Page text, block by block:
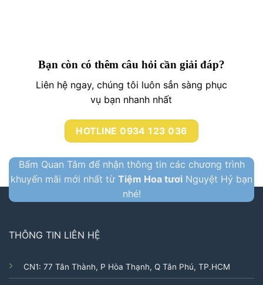
Bạn còn có thêm câu hỏi cần giải đáp?
Liên hệ ngay, chúng tôi luôn sẳn sàng phục
vụ bạn nhanh nhất
HOTLINE 0934 123 036
Bấm Quan Tâm để nhận thông tin các chương trình
khuyến mãi mới nhất từ Tiệm Hoa tươi Nguyệt Hỷ bạn
nhé!
THÔNG TIN LIÊN HỆ
CN1: 77 Tân Thành, P Hòa Thạnh, Q Tân Phú, TP.HCM